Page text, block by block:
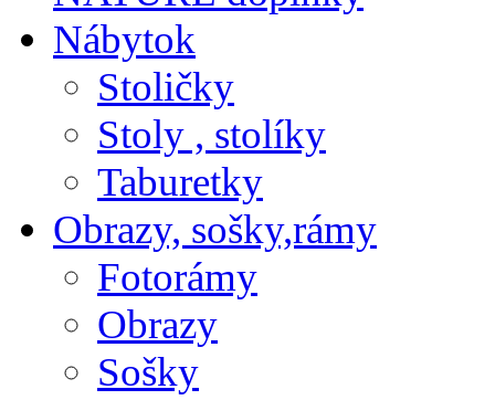
Nábytok
Stoličky
Stoly , stolíky
Taburetky
Obrazy, sošky,rámy
Fotorámy
Obrazy
Sošky